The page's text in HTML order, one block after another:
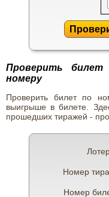
Проверить
номеру
Проверить билет по
выигрыше в билете.
прошедших тиражей -
Номер
Номер